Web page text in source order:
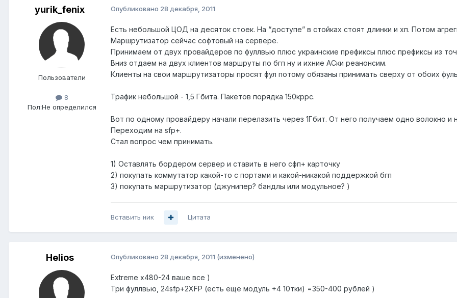
yurik_fenix
Пользователи
8
Пол:Не определился
Опубликовано 28 декабря, 2011
Есть небольшой ЦОД на десяток стоек. На “доступе” в стойках стоят длинки и хп. Потом
Маршрутизатор сейчас софтовый на сервере.
Принимаем от двух провайдеров по фуллвью плюс украинские префиксы плюс префиксы из
Вниз отдаем на двух клиентов маршруты по бгп ну и ихние АСки реанонсим.
Клиенты на свои маршрутизаторы просят фул потому обязаны принимать сверху от обоих
Трафик небольшой - 1,5 Гбита. Пакетов порядка 150кppc.
Вот по одному провайдеру начали перелазить через 1Гбит. От него получаем одно волокно и
Переходим на sfp+.
Стал вопрос чем принимать.
1) Оставлять бордером сервер и ставить в него сфп+ карточку
2) покупать коммутатор какой-то с портами и какой-никакой поддержкой бгп
3) покупать маршрутизатор (джунипер? бандлы или модульное? )
Вставить ник Цитата
Helios Опубликовано 28 декабря, 2011 (изменено)
Extreme x480-24 ваше все )
Три фуллвью, 24sfp+2XFP (есть еще модуль +4 10тки) =350-400 рублей )